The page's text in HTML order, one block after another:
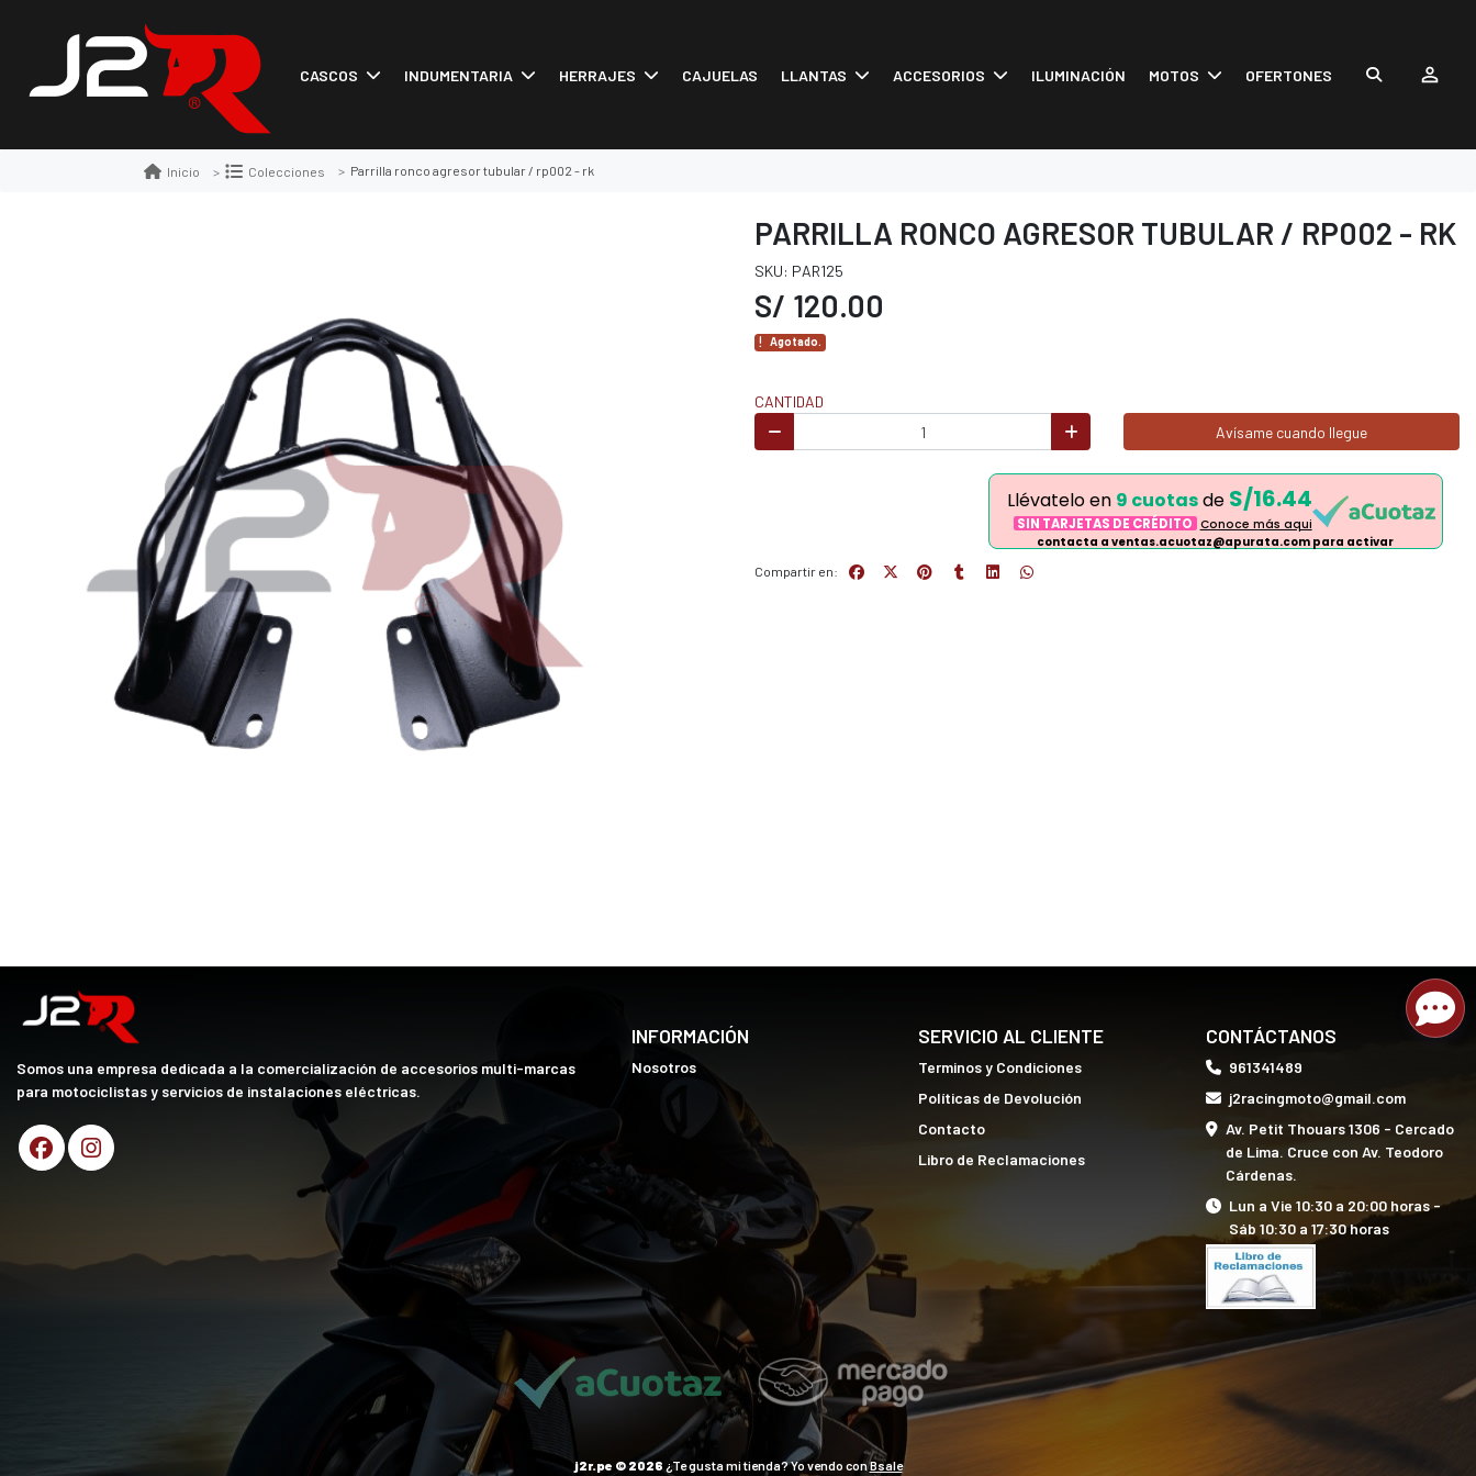
CASCOS INDUMENTARIA HERRAJES CAJUELAS LLANTAS ACCESORIOS ILUMINACIÓN MOTOS OFERTONES
Inicio Colecciones Parrilla ronco agresor tubular / rp002 - rk
PARRILLA RONCO AGRESOR TUBULAR / RP002 - RK
SKU: PAR125
S/ 120.00
Agotado.
CANTIDAD
Avísame cuando llegue
Llévatelo en 9 cuotasde S/16.44
SIN TARJETAS DE CRÉDITO Conoce más aqui
contacta a ventas.acuotaz@apurata.com para activar
Compartir en:
Somos una empresa dedicada a la comercialización de accesorios multi-marcas
para motociclistas y servicios de instalaciones eléctricas.
INFORMACIÓN
Nosotros
SERVICIO AL CLIENTE
Terminos y Condiciones
Políticas de Devolución
Contacto
Libro de Reclamaciones
CONTÁCTANOS
961341489
j2racingmoto@gmail.com
Av. Petit Thouars 1306 - Cercado
de Lima. Cruce con Av. Teodoro
Cárdenas.
Lun a Vie 10:30 a 20:00 horas -
Sáb 10:30 a 17:30 horas
j2r.pe © 2026 ¿Te gusta mi tienda? Yo vendo conBsale